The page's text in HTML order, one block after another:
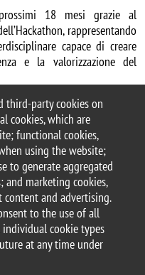
third-party cookies on
cookies, which are
functional cookies,
using the website;
to generate aggregated
and marketing cookies,
and advertising.
to the use of all
individual cookie types
at any time under
18 mesi grazie al
rappresentando
capace di creare
e la valorizzazione del
progetto sulla paina
Milano-Bicocca
1 - 20126, Milan